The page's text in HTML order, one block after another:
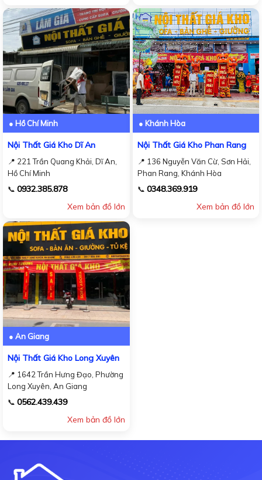
● Hồ Chí Minh
Nội Thất Giá Kho Dĩ An
📍 221 Trần Quang Khải, Dĩ An,
Hồ Chí Minh
📞 0932.385.878
Xem bản đồ lớn
● Khánh Hòa
Nội Thất Giá Kho Phan Rang
📍 136 Nguyễn Văn Cừ, Sơn Hải,
Phan Rang, Khánh Hòa
📞 0348.369.919
Xem bản đồ lớn
● An Giang
Nội Thất Giá Kho Long Xuyên
📍 1642 Trần Hưng Đạo, Phường
Long Xuyên, An Giang
📞 0562.439.439
Xem bản đồ lớn